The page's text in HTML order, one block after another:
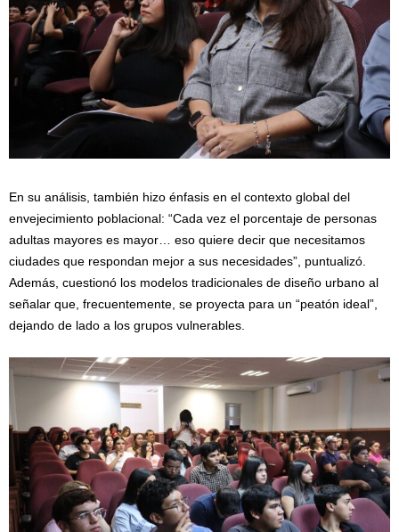
En su análisis, también hizo énfasis en el contexto global del
envejecimiento poblacional: “Cada vez el porcentaje de personas
adultas mayores es mayor… eso quiere decir que necesitamos
ciudades que respondan mejor a sus necesidades”, puntualizó.
Además, cuestionó los modelos tradicionales de diseño urbano al
señalar que, frecuentemente, se proyecta para un “peatón ideal”,
dejando de lado a los grupos vulnerables.